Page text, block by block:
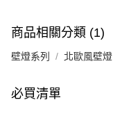
商品相關分類 (1)
壁燈系列 北歐風壁燈
必買清單